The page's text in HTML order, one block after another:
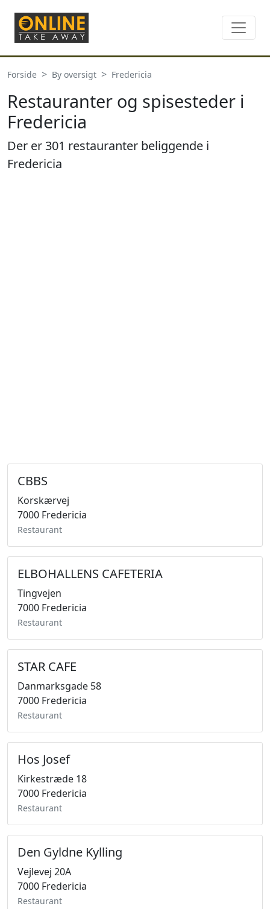
Forside By oversigt Fredericia
Restauranter og spisesteder i
Fredericia
Der er 301 restauranter beliggende i
Fredericia
CBBS
Korskærvej
7000 Fredericia
Restaurant
ELBOHALLENS CAFETERIA
Tingvejen
7000 Fredericia
Restaurant
STAR CAFE
Danmarksgade 58
7000 Fredericia
Restaurant
Hos Josef
Kirkestræde 18
7000 Fredericia
Restaurant
Den Gyldne Kylling
Vejlevej 20A
7000 Fredericia
Restaurant